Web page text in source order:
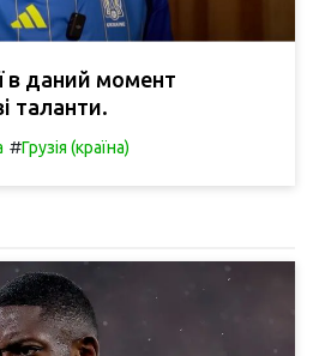
в даний момент
таланти.
#Грузія (країна)